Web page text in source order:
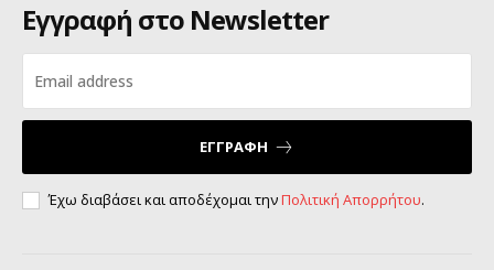
Εγγραφή στο Newsletter
ΕΓΓΡΑΦΗ
Έχω διαβάσει και αποδέχομαι τηνΠολιτική Απορρήτου.